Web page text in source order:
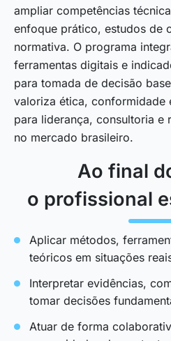
ampliar competências
enfoque prático, estudos de
normativa. O programa
ferramentas digitais e
para tomada de decisão
valoriza ética, conformidade
para liderança, consultoria e
no mercado brasileiro.
Ao final
o profissional
Aplicar métodos,
teóricos em situações
Interpretar evidências,
tomar decisões
Atuar de forma